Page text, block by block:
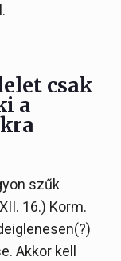
csak
a
szűk
16.) Korm.
Akkor kell